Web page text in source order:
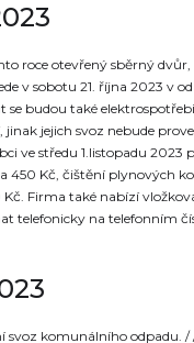
roce otevřený sběrný dvůr,
v sobotu 21. října 2023 v
se budou také
jejich svoz nebude
ve středu 1.listopadu 2023
450 Kč, čištění plynových
Firma také nabízí
telefonicky na telefonním
svoz komunálního odpadu. /